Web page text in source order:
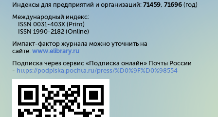
Индексы для предприятий и организаций: 71459, 71696 (год)
Международный индекс:
ISSN 0031-403X (Print)
ISSN 1990-2182 (Online)
Импакт-фактор журнала можно уточнить на
сайте: www.elibrary.ru
Подписка через сервис «Подписка онлайн» Почты России
- https://podpiska.pochta.ru/press/%D0%9F%D0%98554